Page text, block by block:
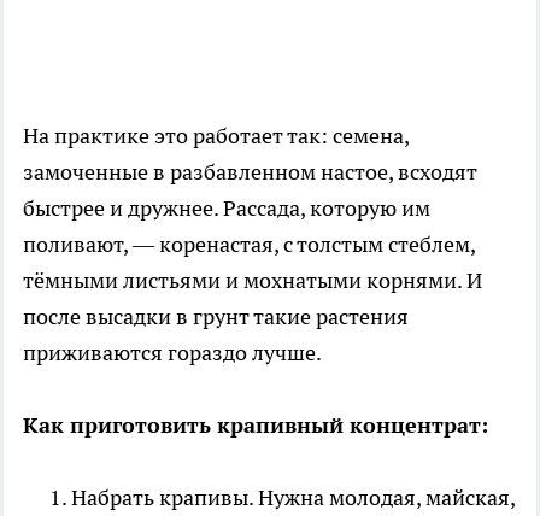
На практике это работает так: семена,
замоченные в разбавленном настое, всходят
быстрее и дружнее. Рассада, которую им
поливают, — коренастая, с толстым стеблем,
тёмными листьями и мохнатыми корнями. И
после высадки в грунт такие растения
приживаются гораздо лучше.
Как приготовить крапивный концентрат:
Набрать крапивы. Нужна молодая, майская,